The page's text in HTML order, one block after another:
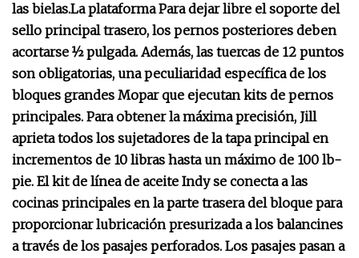
las bielas.La plataformaPara dejar libre el soporte del
sello principal trasero, los pernos posteriores deben
acortarse ½ pulgada. Además, las tuercas de 12 puntos
son obligatorias, una peculiaridad específica de los
bloques grandes Mopar que ejecutan kits de pernos
principales. Para obtener la máxima precisión, Jill
aprieta todos los sujetadores de la tapa principal en
incrementos de 10 libras hasta un máximo de 100 lb-
pie. El kit de línea de aceite Indy se conecta a las
cocinas principales en la parte trasera del bloque para
proporcionar lubricación presurizada a los balancines
a través de los pasajes perforados. Los pasajes pasan a